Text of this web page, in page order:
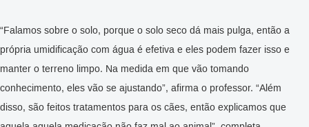
“Falamos sobre o solo, porque o solo seco dá mais pulga, então a
própria umidificação com água é efetiva e eles podem fazer isso e
manter o terreno limpo. Na medida em que vão tomando
conhecimento, eles vão se ajustando”, afirma o professor. “Além
disso, são feitos tratamentos para os cães, então explicamos que